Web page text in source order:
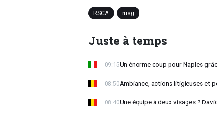
RSCA rusg
Juste à temps
Un énorme coup pour Naples
09:15
Ambiance, actions litigieuses et
08:50
Une équipe à deux visages ?
08:40